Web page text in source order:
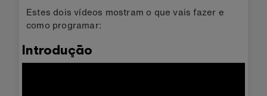
Estes dois vídeos mostram o que vais fazer e
como programar:
Introdução